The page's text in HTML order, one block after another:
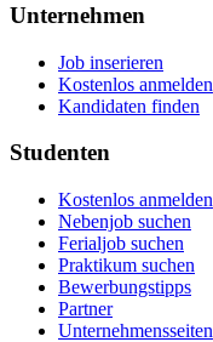
Unternehmen
Job inserieren
Kostenlos anmelden
Kandidaten finden
Studenten
Kostenlos anmelden
Nebenjob suchen
Ferialjob suchen
Praktikum suchen
Bewerbungstipps
Partner
Unternehmensseiten